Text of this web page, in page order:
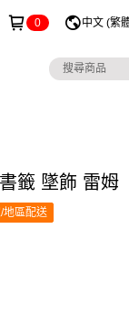
0 中文 (繁
籤 墜飾 雷姆
地區配送